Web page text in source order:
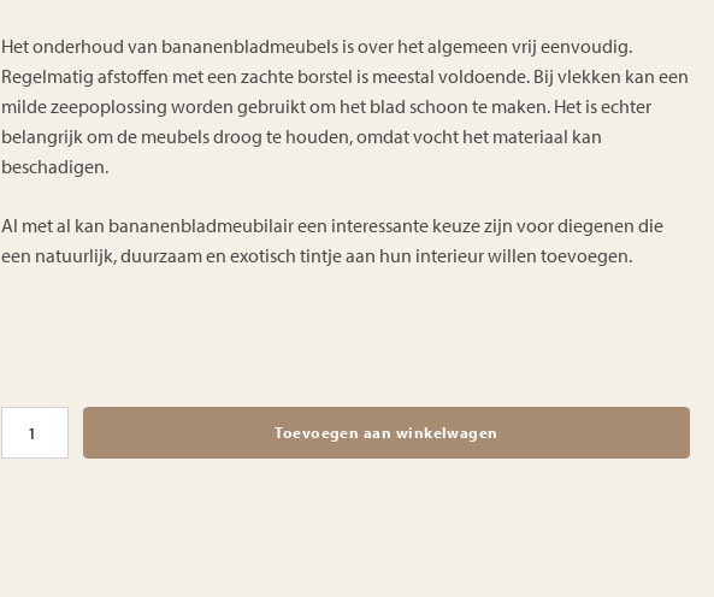
Het onderhoud van bananenbladmeubels is over het algemeen vrij eenvoudig.
Regelmatig afstoffen met een zachte borstel is meestal voldoende. Bij vlekken kan een
milde zeepoplossing worden gebruikt om het blad schoon te maken. Het is echter
belangrijk om de meubels droog te houden, omdat vocht het materiaal kan
beschadigen.
Al met al kan bananenbladmeubilair een interessante keuze zijn voor diegenen die
een natuurlijk, duurzaam en exotisch tintje aan hun interieur willen toevoegen.
Avalon
Toevoegen aan winkelwagen